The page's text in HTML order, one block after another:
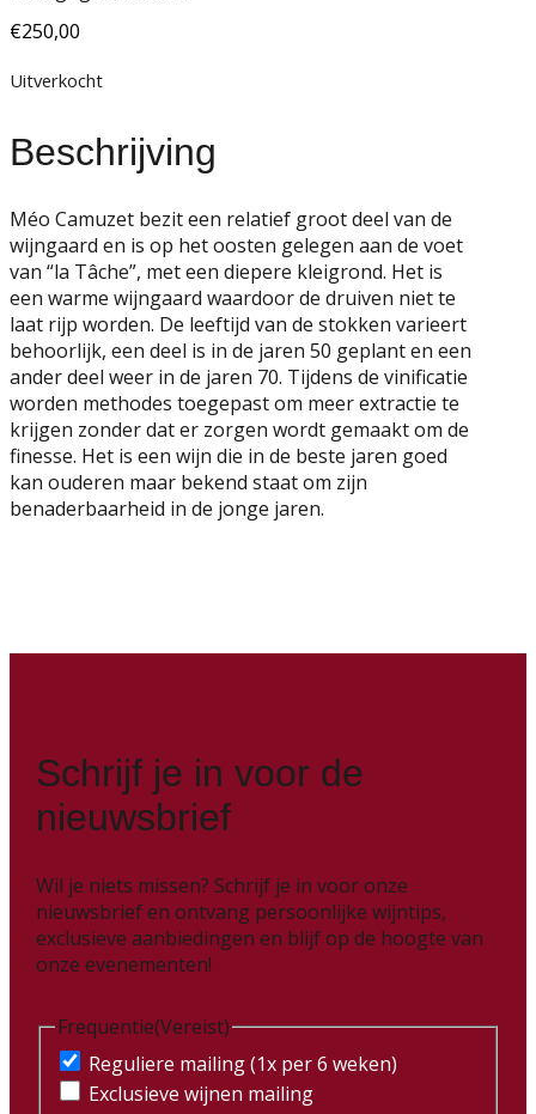
€250,00
Uitverkocht
Beschrijving
Méo Camuzet bezit een relatief groot deel van de
wijngaard en is op het oosten gelegen aan de voet
van “la Tâche”, met een diepere kleigrond. Het is
een warme wijngaard waardoor de druiven niet te
laat rijp worden. De leeftijd van de stokken varieert
behoorlijk, een deel is in de jaren 50 geplant en een
ander deel weer in de jaren 70. Tijdens de vinificatie
worden methodes toegepast om meer extractie te
krijgen zonder dat er zorgen wordt gemaakt om de
finesse. Het is een wijn die in de beste jaren goed
kan ouderen maar bekend staat om zijn
benaderbaarheid in de jonge jaren.
Schrijf je in voor de
nieuwsbrief
Wil je niets missen? Schrijf je in voor onze
nieuwsbrief en ontvang persoonlijke wijntips,
exclusieve aanbiedingen en blijf op de hoogte van
onze evenementen!
Frequentie(Vereist)
Reguliere mailing (1x per 6 weken)
Exclusieve wijnen mailing